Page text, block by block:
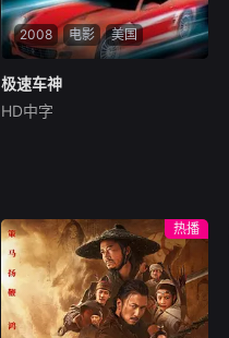
2008 电影 美国
极速车神
富翁FrankChase以高薪来诱
惑他当私人修理工，兼女儿Je
ssie的保镖时，Mitch崇高的
目标突然变得很接近。可
极速车神
HD中字
热播